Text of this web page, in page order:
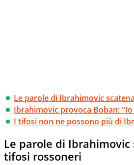
Le parole di Ibrahimovic
Ibrahimovic provoca Boban:
I tifosi non ne possono più di
Le parole di Ibrahimovic
tifosi rossoneri